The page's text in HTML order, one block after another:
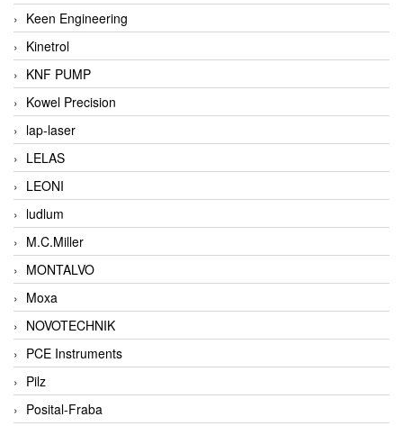
Keen Engineering
Kinetrol
KNF PUMP
Kowel Precision
lap-laser
LELAS
LEONI
ludlum
M.C.Miller
MONTALVO
Moxa
NOVOTECHNIK
PCE Instruments
Pilz
Posital-Fraba